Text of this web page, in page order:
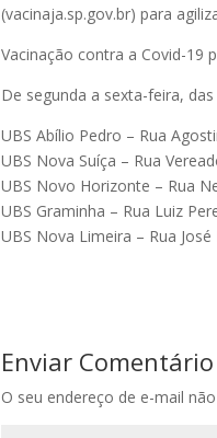
(vacinaja.sp.gov.br) para
Vacinação contra a Covid-19
De segunda a sexta-feira, das
UBS Abílio Pedro – Rua
UBS Nova Suíça – Rua
UBS Novo Horizonte – Rua
UBS Graminha – Rua Luiz
UBS Nova Limeira – Rua
Enviar Comentário
O seu endereço de e-mail